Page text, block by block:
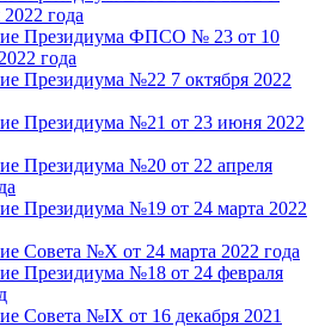
2022 года
Президиума ФПСО № 23 от 10
года
Президиума №22 7 октября 2022
Президиума №21 от 23 июня 2022
Президиума №20 от 22 апреля
Президиума №19 от 24 марта 2022
Совета №X от 24 марта 2022 года
Президиума №18 от 24 февраля
Совета №IX от 16 декабря 2021